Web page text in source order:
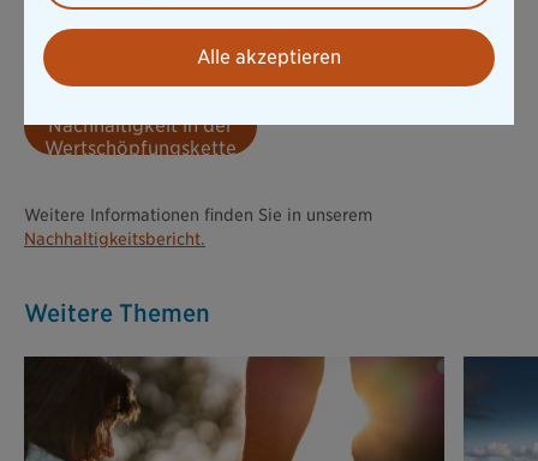
zu senken. Bis 2026 erfolgt ein entsprechender
Maßnahmenplan, inkl. Basisjahr und die schrittweise
Dekarbonisierung zur Zielerreichung.
Nachhaltigkeit in der
Wertschöpfungskette
Weitere Informationen finden Sie in unserem
Nachhaltigkeitsbericht.
Weitere Themen
Alle akzeptieren